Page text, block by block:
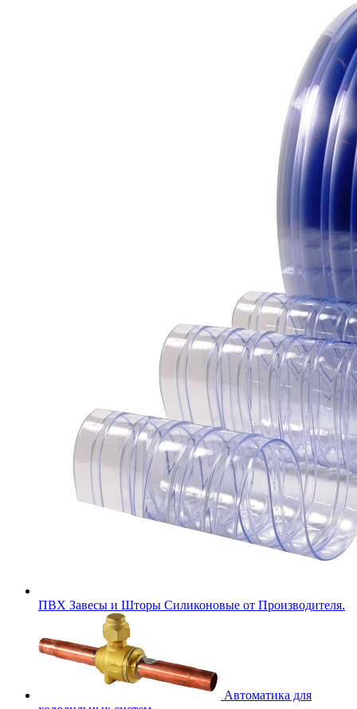
ПВХ Завесы и Шторы Силиконовые от Производителя.
Автоматика для